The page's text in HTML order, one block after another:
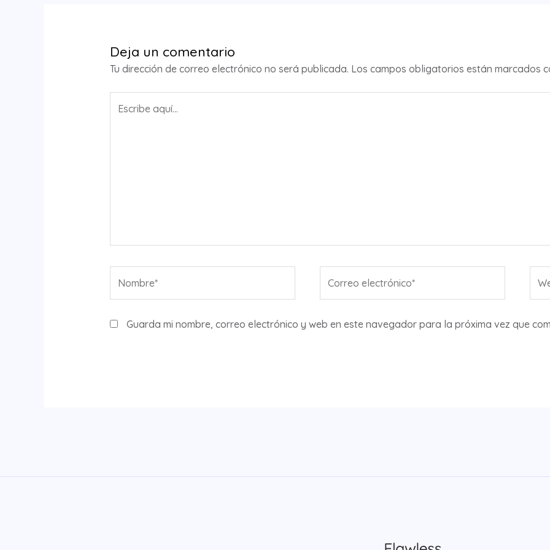
Deja un comentario
Tu dirección de correo electrónico no será publicada. Los campos obligatorios están marcados
Guarda mi nombre, correo electrónico y web en este navegador para la próxima vez que